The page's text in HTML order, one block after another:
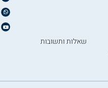
שאלות ותשובות